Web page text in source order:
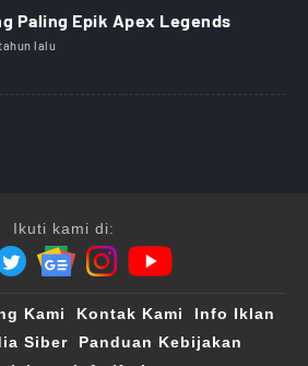
Paling Epik Apex Legends
lalu
Ikuti kami di:
Kami Kontak Kami
Info Iklan
Siber
Panduan Kebijakan